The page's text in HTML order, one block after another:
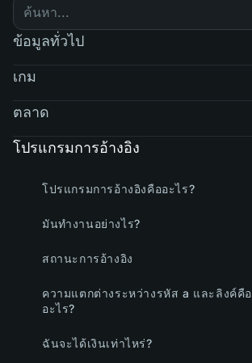
ข้อมูลทั่วไป
เกม
ตลาด
โปรแกรมการอ้างอิง
โปรแกรมการอ้างอิงคืออะไร?
มันทำงานอย่างไร?
สถานะการอ้างอิง
ความแตกต่างระหว่างรหัส a และลิงค์คือ
อะไร?
ฉันจะได้เงินเท่าไหร่?